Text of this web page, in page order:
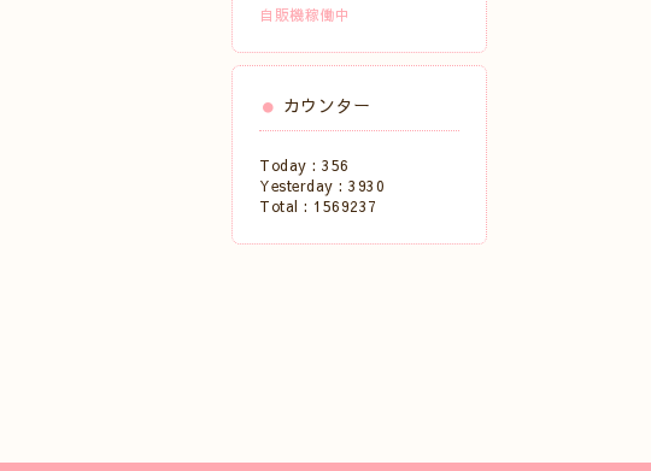
自販機稼働中
カウンター
Today : 356
Yesterday : 3930
Total : 1569237